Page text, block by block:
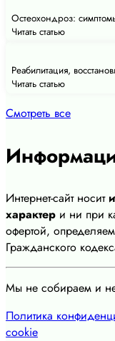
Остеохондроз:
Читать статью
Реабилитация,
Читать статью
Смотреть все
Интернет-сайт носит
характер и ни при
офертой,
Гражданского
Мы не собираем и
Политика
cookie